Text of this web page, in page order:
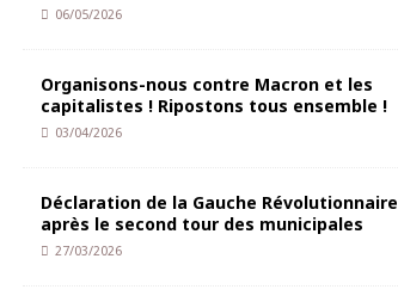
06/05/2026
Organisons-nous contre Macron et les
capitalistes ! Ripostons tous ensemble !
03/04/2026
Déclaration de la Gauche Révolutionnaire
après le second tour des municipales
27/03/2026